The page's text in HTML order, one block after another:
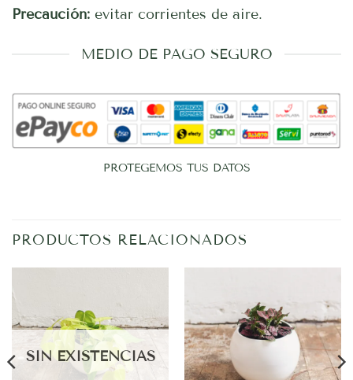
Precaución: evitar corrientes de aire.
MEDIO DE PAGO SEGURO
PROTEGEMOS TUS DATOS
PRODUCTOS RELACIONADOS
SIN EXISTENCIAS